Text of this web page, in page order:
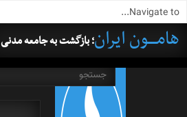
هامــــون ایران؛ بازگشت به جامعه مدنی